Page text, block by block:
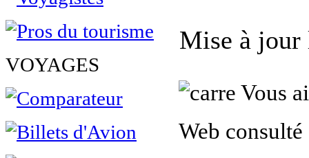
VOYAGES
Mise à jour
Vous
Web